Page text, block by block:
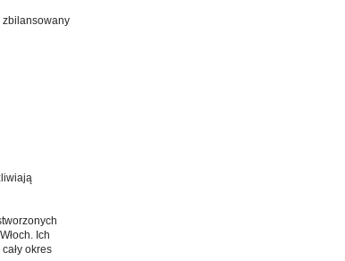
zbilansowany
Ich
okres